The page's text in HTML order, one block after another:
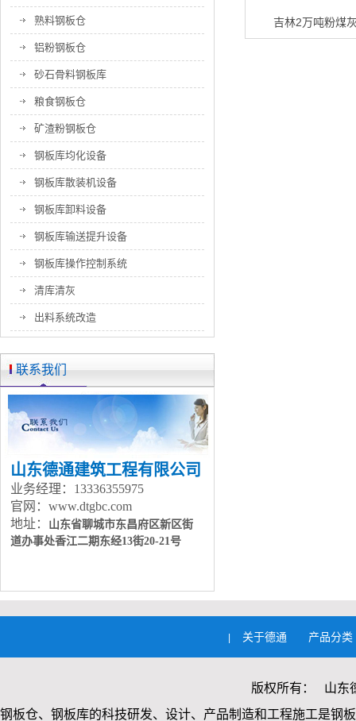
熟料钢板仓
铝粉钢板仓
砂石骨料钢板库
粮食钢板仓
矿渣粉钢板仓
钢板库均化设备
钢板库散装机设备
钢板库卸料设备
钢板库输送提升设备
钢板库操作控制系统
清库清灰
出料系统改造
联系我们
山东德通建筑工程有限公司
业务经理：13336355975
官网：www.dtgbc.com
地址：
山东省聊城市东昌府区新区街
道办事处香江二期东经13街20-21号
吉林2万吨粉煤
关于德通 产品分类
版权所有： 山东
钢板仓、钢板库的科技研发、设计、产品制造和工程施工是钢